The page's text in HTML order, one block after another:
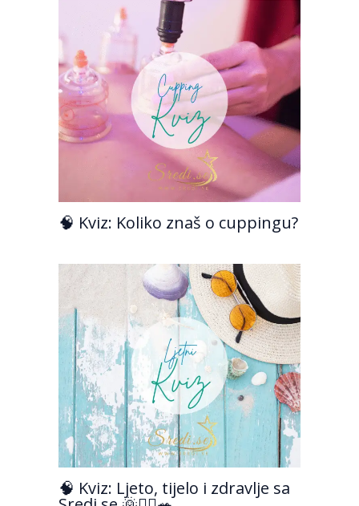
🧠 Kviz: Koliko znaš o cuppingu?
🧠 Kviz: Ljeto, tijelo i zdravlje sa